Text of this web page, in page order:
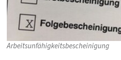
Arbeitsunfähigkeitsbescheinigung